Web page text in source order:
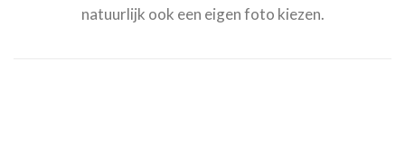
natuurlijk ook een eigen foto kiezen.